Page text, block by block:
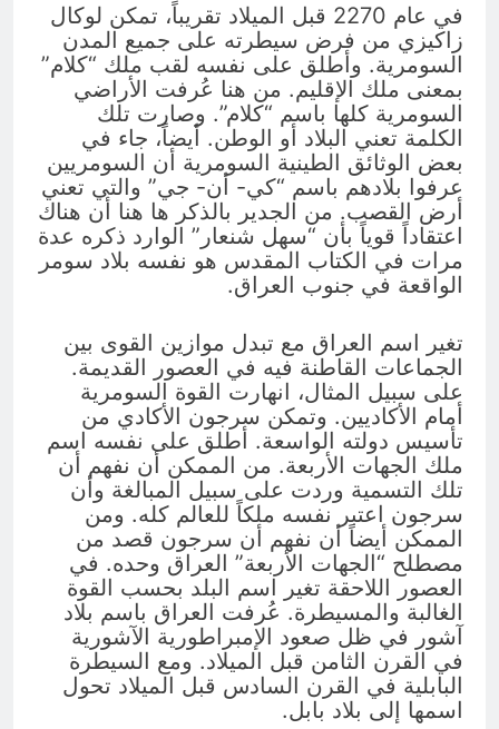
في عام 2270 قبل الميلاد تقريباً، تمكن لوكال
زاكيزي من فرض سيطرته على جميع المدن
السومرية. وأطلق على نفسه لقب ملك “كلام”
بمعنى ملك الإقليم. من هنا عُرفت الأراضي
السومرية كلها باسم “كلام”. وصارت تلك
الكلمة تعني البلاد أو الوطن. أيضاً، جاء في
بعض الوثائق الطينية السومرية أن السومريين
عرفوا بلادهم باسم “كي- أن- جي” والتي تعني
أرض القصب. من الجدير بالذكر ها هنا أن هناك
اعتقاداً قوياً بأن “سهل شنعار” الوارد ذكره عدة
مرات في الكتاب المقدس هو نفسه بلاد سومر
الواقعة في جنوب العراق.
تغير اسم العراق مع تبدل موازين القوى بين
الجماعات القاطنة فيه في العصور القديمة.
على سبيل المثال، انهارت القوة السومرية
أمام الأكاديين. وتمكن سرجون الأكادي من
تأسيس دولته الواسعة. أطلق على نفسه اسم
ملك الجهات الأربعة. من الممكن أن نفهم أن
تلك التسمية وردت على سبيل المبالغة وأن
سرجون اعتبر نفسه ملكاً للعالم كله. ومن
الممكن أيضاً أن نفهم أن سرجون قصد من
مصطلح “الجهات الأربعة” العراق وحده. في
العصور اللاحقة تغير اسم البلد بحسب القوة
الغالبة والمسيطرة. عُرفت العراق باسم بلاد
آشور في ظل صعود الإمبراطورية الآشورية
في القرن الثامن قبل الميلاد. ومع السيطرة
البابلية في القرن السادس قبل الميلاد تحول
اسمها إلى بلاد بابل.